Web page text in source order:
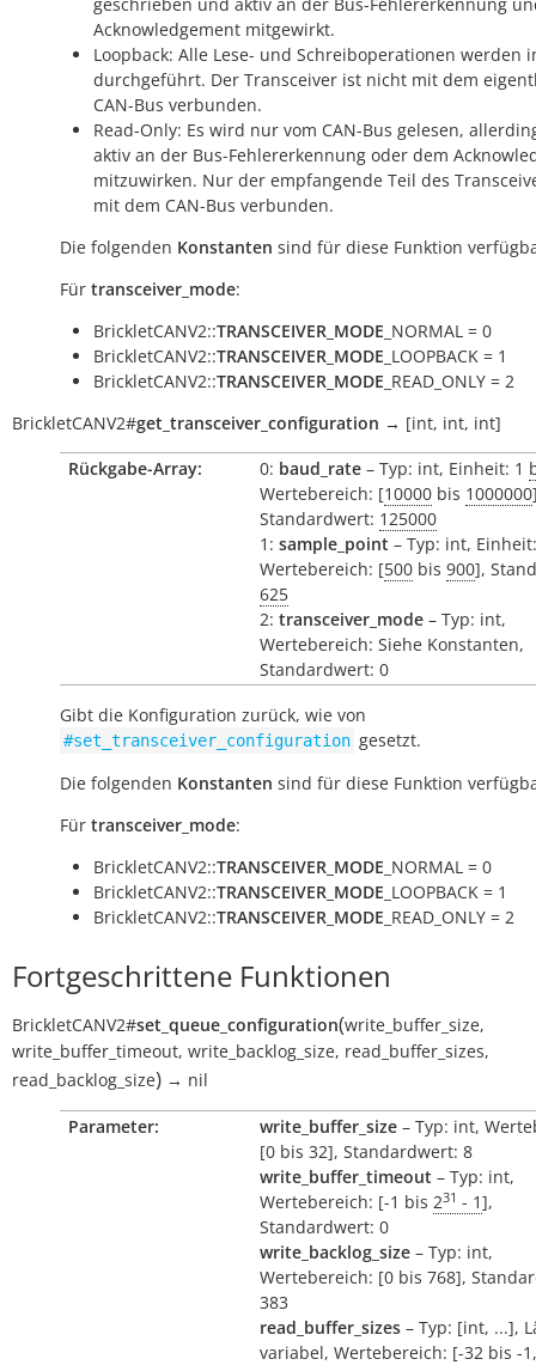
Acknowledgement mitgewirkt.
Loopback: Alle Lese- und Schreiboperationen werden
durchgeführt. Der Transceiver ist nicht mit dem
CAN-Bus verbunden.
Read-Only: Es wird nur vom CAN-Bus gelesen,
aktiv an der Bus-Fehlererkennung oder dem
mitzuwirken. Nur der empfangende Teil des
mit dem CAN-Bus verbunden.
Die folgenden Konstanten sind für diese Funktion
Für transceiver_mode:
BrickletCANV2::TRANSCEIVER_MODE _NORMAL = 0
BrickletCANV2::TRANSCEIVER_MODE _LOOPBACK = 1
BrickletCANV2::TRANSCEIVER_MODE _READ_ONLY = 2
BrickletCANV2#get_transceiver_configuration → [int, int, int]
Rückgabe-Array:
0: baud_rate – Typ: int, Einheit: 1
Wertebereich: [10000 bis 1000000
Standardwert: 125000
1: sample_point – Typ: int,
Wertebereich: [500 bis 900],
625
2: transceiver_mode – Typ: int,
Wertebereich: Siehe Konstanten,
Standardwert: 0
Gibt die Konfiguration zurück, wie von
#set_transceiver_configuration gesetzt.
Die folgenden Konstanten sind für diese Funktion
Für transceiver_mode:
BrickletCANV2::TRANSCEIVER_MODE _NORMAL = 0
BrickletCANV2::TRANSCEIVER_MODE _LOOPBACK = 1
BrickletCANV2::TRANSCEIVER_MODE _READ_ONLY = 2
Fortgeschrittene Funktionen
BrickletCANV2#set_queue_configuration(write_buffer_size,
write_buffer_timeout, write_backlog_size, read_buffer_sizes,
read_backlog_size) → nil
Parameter: write_buffer_size – Typ: int,
[0 bis 32], Standardwert: 8
write_buffer_timeout – Typ: int,
Wertebereich: [-1 bis 231 - 1],
Standardwert: 0
write_backlog_size – Typ: int,
Wertebereich: [0 bis 768],
383
read_buffer_sizes – Typ: [int, ...],
variabel, Wertebereich: [-32 bis -